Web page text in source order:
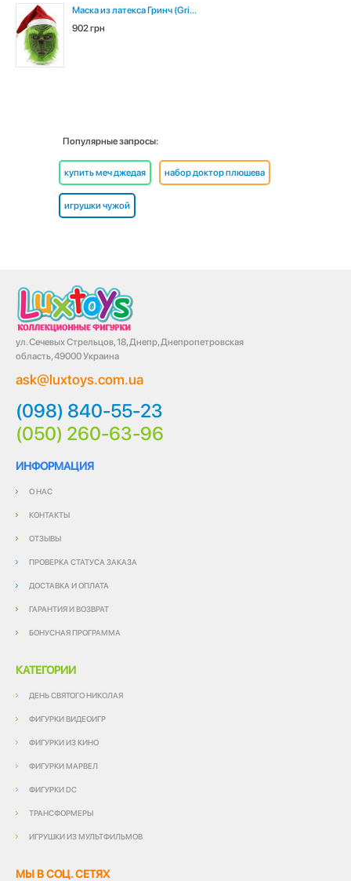
Маска из латекса Гринч (Gri...
902 грн
Популярные запросы:
купить меч джедая набор доктор плюшева
игрушки чужой
ул. Сечевых Стрельцов, 18, Днепр, Днепропетровская
область, 49000 Украина
ask@luxtoys.com.ua
(098) 840-55-23
(050) 260-63-96
ИНФОРМАЦИЯ
О НАС
КОНТАКТЫ
ОТЗЫВЫ
ПРОВЕРКА СТАТУСА ЗАКАЗА
ДОСТАВКА И ОПЛАТА
ГАРАНТИЯ И ВОЗВРАТ
БОНУСНАЯ ПРОГРАММА
КАТЕГОРИИ
ДЕНЬ СВЯТОГО НИКОЛАЯ
ФИГУРКИ ВИДЕОИГР
ФИГУРКИ ИЗ КИНО
ФИГУРКИ МАРВЕЛ
ФИГУРКИ DC
ТРАНСФОРМЕРЫ
ИГРУШКИ ИЗ МУЛЬТФИЛЬМОВ
МЫ В СОЦ. СЕТЯХ